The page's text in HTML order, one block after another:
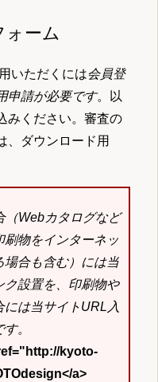
ォーム
いただくには会員登
申請が必要です。以
みください。審査の
、ダウンロード用
（Webカタログなど
物をインターネッ
場合も含む）には当
ク設置を、印刷物や
は当サイトURL入
。
kyoto-
a>